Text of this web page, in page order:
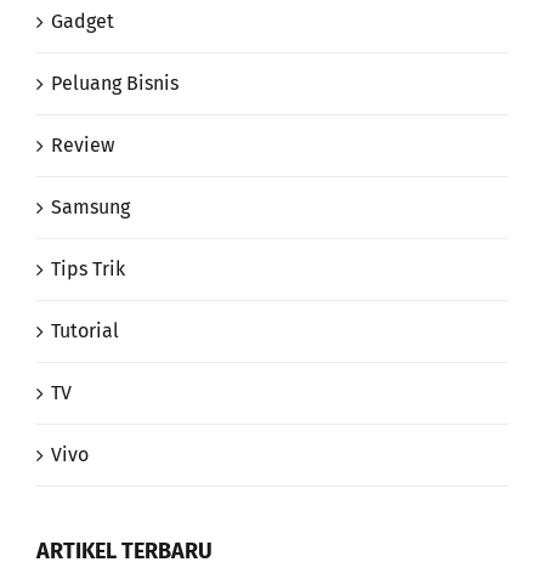
Gadget
Peluang Bisnis
Review
Samsung
Tips Trik
Tutorial
TV
Vivo
ARTIKEL TERBARU